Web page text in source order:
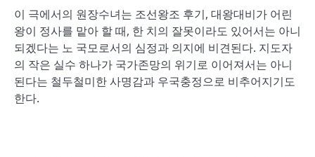
이 극에서의 원장수녀는 조선왕조 후기, 대왕대비가 어린
왕이 정사를 맡아 할 때, 한 치의 잘못이라도 있어서는 아니
되겠다는 노 국모로서의 심정과 의지에 비견된다. 지도자
의 작은 실수 하나가 국가존망의 위기로 이어져서는 아니
된다는 철두철미한 사명감과 우국충정으로 비추어지기도
한다.